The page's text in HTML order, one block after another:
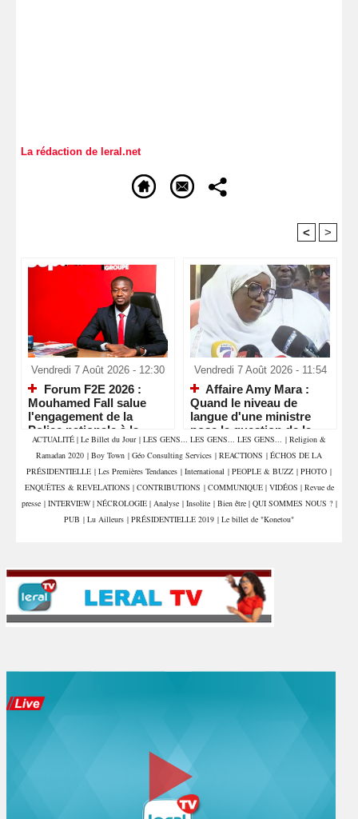
La rédaction de leral.net
< >
Vendredi 7 Août 2026 - 12:30
Forum F2E 2026 :
Mouhamed Fall salue
l'engagement de la
Police nationale à la
veille d'un rendez-vous
économique majeur
Vendredi 7 Août 2026 - 11:54
Affaire Amy Mara :
Quand le niveau de
langue d'une ministre
pose la question de la
compétence et de la
crédibilité de l'État
ACTUALITÉ | Le Billet du Jour | LES GENS... LES GENS... LES GENS... | Religion &
Ramadan 2020 | Boy Town | Géo Consulting Services | REACTIONS | ÉCHOS DE LA
PRÉSIDENTIELLE | Les Premières Tendances | International | PEOPLE & BUZZ | PHOTO |
ENQUÊTES & REVELATIONS | CONTRIBUTIONS | COMMUNIQUE | VIDÉOS | Revue de
presse | INTERVIEW | NÉCROLOGIE | Analyse | Insolite | Bien être | QUI SOMMES NOUS ? |
PUB | Lu Ailleurs | PRÉSIDENTIELLE 2019 | Le billet de "Konetou"